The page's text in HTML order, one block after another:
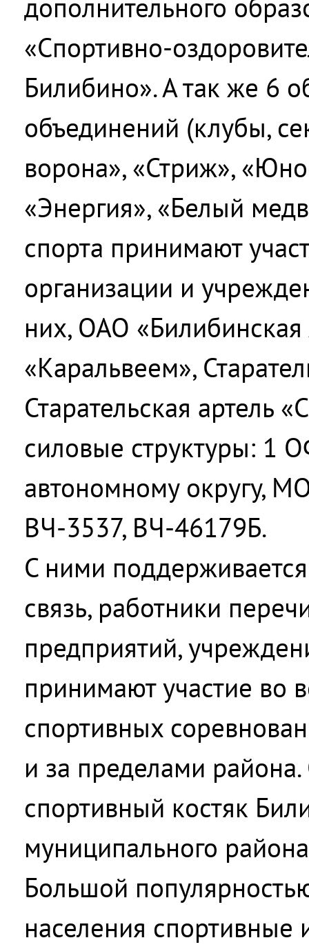
дополнительного
«Спортивно-
Билибино». А так же 6
объединений (клубы,
ворона», «Стриж»,
«Энергия», «Белый
спорта принимают
организации и
них, ОАО
«Каральвеем»,
Старательская артель
силовые структуры: 1
автономному округу,
ВЧ-3537, ВЧ-46179Б.
С ними
связь, работники
предприятий,
принимают участие во
спортивных
и за пределами
спортивный костяк
муниципального
Большой
населения